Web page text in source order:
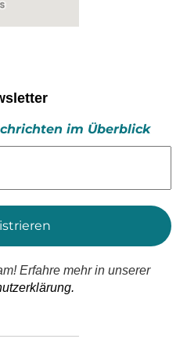
im Überblick
Erfahre mehr in unserer